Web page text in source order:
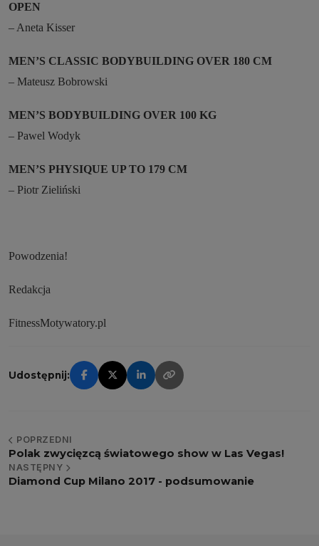
OPEN
– Aneta Kisser
MEN’S CLASSIC BODYBUILDING OVER 180 CM
– Mateusz Bobrowski
MEN’S BODYBUILDING OVER 100 KG
– Pawel Wodyk
MEN’S PHYSIQUE UP TO 179 CM
– Piotr Zieliński
Powodzenia!
Redakcja
FitnessMotywatory.pl
Udostępnij:
POPRZEDNI
Polak zwycięzcą światowego show w Las Vegas!
NASTĘPNY
Diamond Cup Milano 2017 - podsumowanie